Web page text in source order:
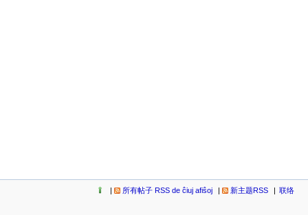
所有帖子 RSS de ĉiuj afiŝoj 新主题RSS 联络